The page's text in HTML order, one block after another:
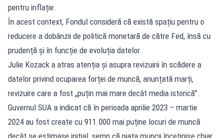
pentru inflație.
În acest context, Fondul consideră că există spațiu pentru o
reducere a dobânzii de politică monetară de către Fed, însă cu
prudență și în funcție de evoluția datelor.
Julie Kozack a atras atenția și asupra revizuirii în scădere a
datelor privind ocuparea forței de muncă, anunțată marți,
revizuire care a fost „puțin mai mare decât media istorică”.
Guvernul SUA a indicat că în perioada aprilie 2023 – martie
2024 au fost create cu 911.000 mai puține locuri de muncă
decât se estimase inițial, semn că piața muncii încetinise chiar